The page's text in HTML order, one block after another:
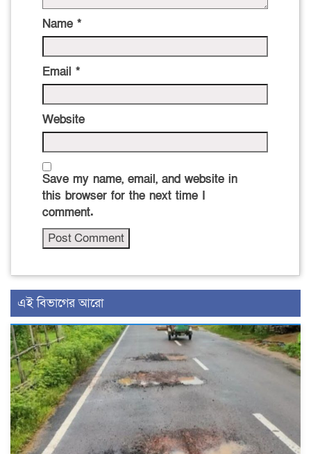
Name *
Email *
Website
Save my name, email, and website in
this browser for the next time I
comment.
এই বিভাগের আরো